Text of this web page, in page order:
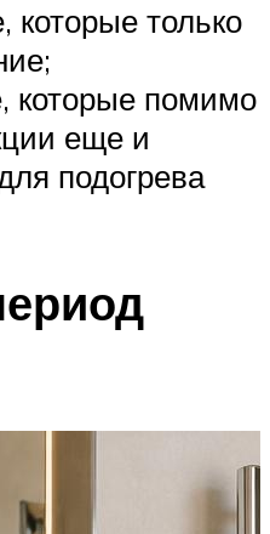
которые только
которые помимо
еще и
подогрева